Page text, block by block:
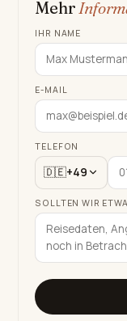
Mehr
IHR NAME
E-MAIL
TELEFON
🇩🇪+49
SOLLTEN WIR